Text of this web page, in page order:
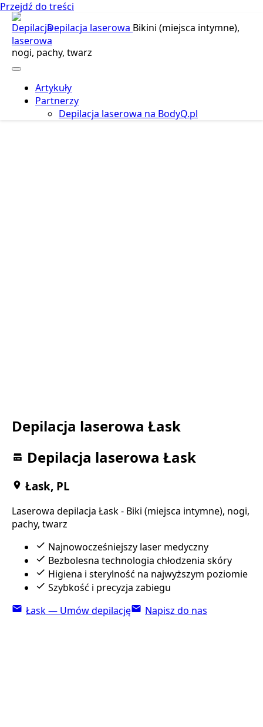
Przejdź do treści
Depilacja laserowa Bikini (miejsca intymne),
nogi, pachy, twarz
Artykuły
Partnerzy
Depilacja laserowa na BodyQ.pl
Depilacja laserowa Łask
Depilacja laserowa Łask
Łask, PL
Laserowa depilacja Łask - Biki (miejsca intymne), nogi,
pachy, twarz
Najnowocześniejszy laser medyczny
Bezbolesna technologia chłodzenia skóry
Higiena i sterylność na najwyższym poziomie
Szybkość i precyzja zabiegu
Łask — Umów depilację
Napisz do nas